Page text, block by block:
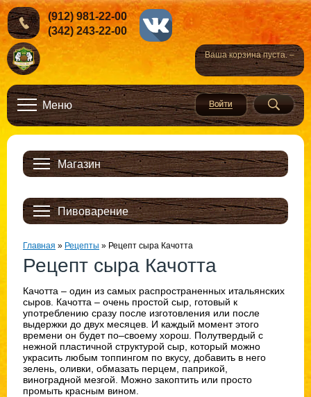
Ваша корзина пуста. –
(912) 981-22-00
(342) 243-22-00
Меню
Магазин
Пивоварение
Главная » Рецепты » Рецепт сыра Качотта
Рецепт сыра Качотта
Качотта – один из самых распространенных итальянских
сыров. Качотта – очень простой сыр, готовый к
употреблению сразу после изготовления или после
выдержки до двух месяцев. И каждый момент этого
времени он будет по–своему хорош. Полутвердый с
нежной пластичной структурой сыр, который можно
украсить любым топпингом по вкусу, добавить в него
зелень, оливки, обмазать перцем, паприкой,
виноградной мезгой. Можно закоптить или просто
промыть красным вином.